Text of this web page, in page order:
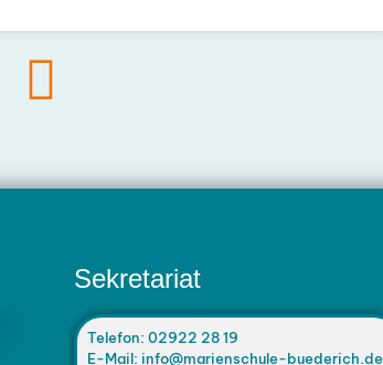
Sekretariat
Telefon: 02922 28 19
E-Mail: info@marienschule-buederich.de